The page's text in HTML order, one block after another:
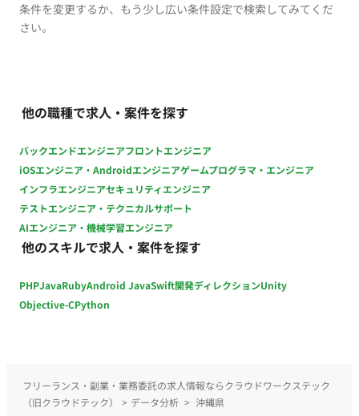
条件を変更するか、もう少し広い条件設定で検索してみてくだ
さい。
他の職種で求人・案件を探す
バックエンドエンジニアフロントエンジニア
iOSエンジニア・Androidエンジニアゲームプログラマ・エンジニア
インフラエンジニアセキュリティエンジニア
テストエンジニア・テクニカルサポート
AIエンジニア・機械学習エンジニア
他のスキルで求人・案件を探す
PHPJavaRubyAndroid JavaSwift開発ディレクションUnity
Objective-CPython
フリーランス・副業・業務委託の求人情報ならクラウドワークステック
（旧クラウドテック）
> データ分析 > 沖縄県